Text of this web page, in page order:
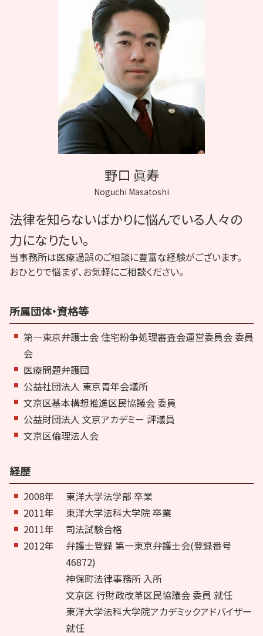
医療過誤 帝王切開
C型肝炎 補助金
説明義務 違反
採血 神経損傷
mrsa 院内感染
インフォームドコンセント 看護
野口 眞寿
Noguchi Masatoshi
法律を知らないばかりに悩んでいる人々の
力になりたい。
当事務所は医療過誤のご相談に豊富な経験がございます。
おひとりで悩まず、お気軽にご相談ください。
所属団体・資格等
第一東京弁護士会 住宅紛争処理審査会運営委員会 委員
会
医療問題弁護団
公益社団法人 東京青年会議所
文京区基本構想推進区民協議会 委員
公益財団法人 文京アカデミー 評議員
文京区倫理法人会
経歴
2008年
東洋大学法学部 卒業
2011年
東洋大学法科大学院 卒業
2011年
司法試験合格
2012年
弁護士登録 第一東京弁護士会(登録番号
46872)
神保町法律事務所 入所
文京区 行財政改革区民協議会 委員 就任
東洋大学法科大学院アカデミックアドバイザー
就任